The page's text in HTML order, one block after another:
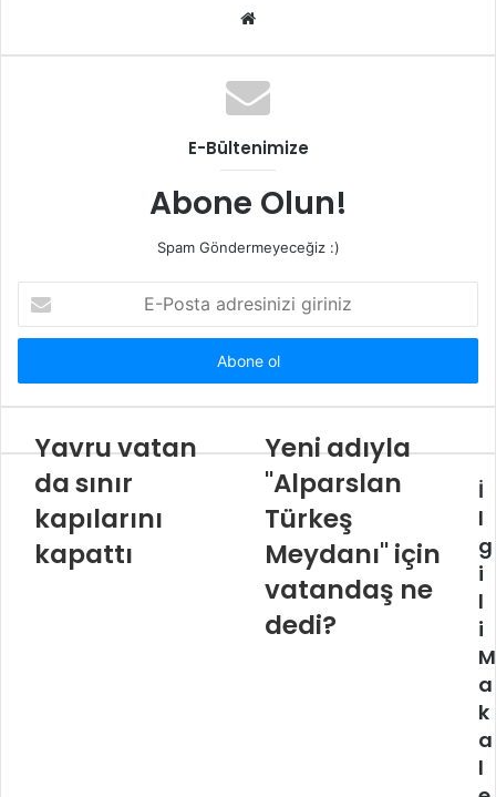
Web
E-Bültenimize
Abone Olun!
Spam Göndermeyeceğiz :)
Posta
adresinizi
Yavru vatan
da sınır
kapılarını
kapattı
Yeni adıyla
"Alparslan
Türkeş
Meydanı" için
vatandaş ne
dedi?
İ
l
g
i
l
i
M
a
k
a
l